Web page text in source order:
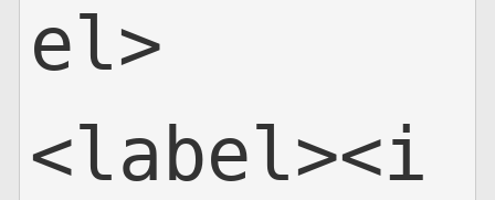
el>
<label><i